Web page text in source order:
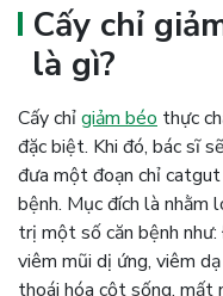
Cấy chỉ
là gì?
Cấy chỉgiảm béo thực
đặc biệt. Khi đó, bác sĩ
đưa một đoạn chỉ
bệnh. Mục đích là nhằm
trị một số căn bệnh
viêm mũi dị ứng, viêm
thoái hóa cột sống, mất